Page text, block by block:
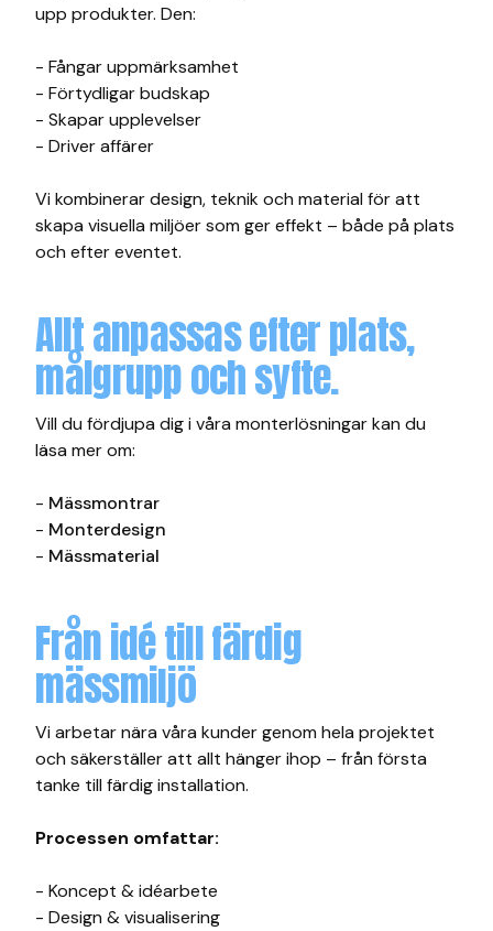
upp produkter. Den:
- Fångar uppmärksamhet
- Förtydligar budskap
- Skapar upplevelser
- Driver affärer
Vi kombinerar design, teknik och material för att
skapa visuella miljöer som ger effekt – både på plats
och efter eventet.
Allt anpassas efter plats,
målgrupp och syfte.
Vill du fördjupa dig i våra monterlösningar kan du
läsa mer om:
- Mässmontrar
- Monterdesign
- Mässmaterial
Från idé till färdig
mässmiljö
Vi arbetar nära våra kunder genom hela projektet
och säkerställer att allt hänger ihop – från första
tanke till färdig installation.
Processen omfattar:
- Koncept & idéarbete
- Design & visualisering